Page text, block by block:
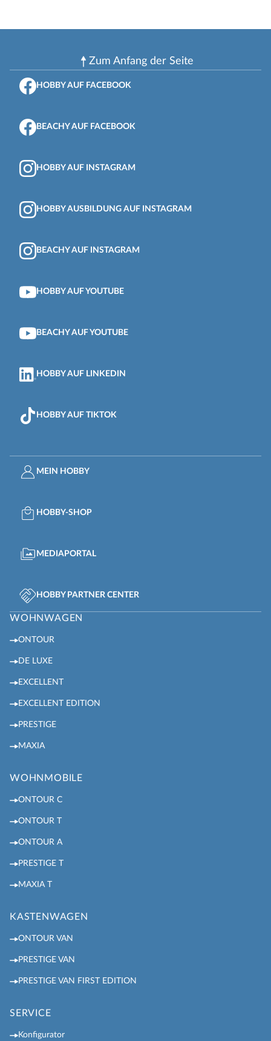
Zum Anfang der Seite
HOBBY AUF FACEBOOK
BEACHY AUF FACEBOOK
HOBBY AUF INSTAGRAM
HOBBY AUSBILDUNG AUF INSTAGRAM
BEACHY AUF INSTAGRAM
HOBBY AUF YOUTUBE
BEACHY AUF YOUTUBE
HOBBY AUF LINKEDIN
HOBBY AUF TIKTOK
MEIN HOBBY
HOBBY-SHOP
MEDIAPORTAL
HOBBY PARTNER CENTER
WOHNWAGEN
ONTOUR
DE LUXE
EXCELLENT
EXCELLENT EDITION
PRESTIGE
MAXIA
WOHNMOBILE
ONTOUR C
ONTOUR T
ONTOUR A
PRESTIGE T
MAXIA T
KASTENWAGEN
ONTOUR VAN
PRESTIGE VAN
PRESTIGE VAN FIRST EDITION
SERVICE
Konfigurator